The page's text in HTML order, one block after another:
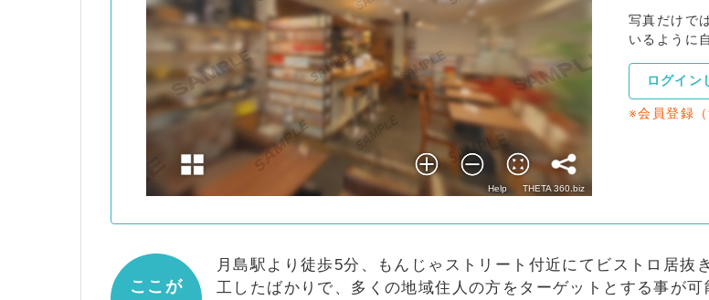
写真だけで
いるように
ログイン
※会員登録
ここが
月島駅より徒歩5分、もんじゃストリート付近にてビストロ居
工したばかりで、多くの地域住人の方をターゲットとする事が